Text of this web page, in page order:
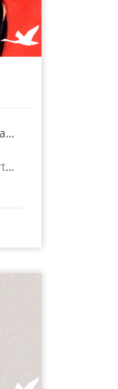
Defensor de Derechos Humanos
Muerto consecuencia de torturas o maltrato - incluye actores no estatales